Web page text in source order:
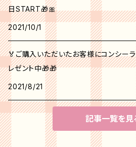
日START🎁🎀
2021/10/1
🏅ご購入いただいたお客様にコンシーラ
レゼント中🎁🎁
2021/8/21
記事一覧を見